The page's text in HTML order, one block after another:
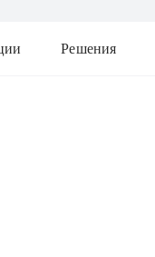
Решения